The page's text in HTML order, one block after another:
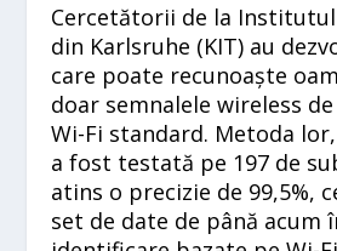
Cercetătorii de la
din Karlsruhe (KIT) au
care poate recunoaște
doar semnalele wireless
Wi-Fi standard. Metoda
a fost testată pe 197 de
atins o precizie de 99,5%,
set de date de până acum